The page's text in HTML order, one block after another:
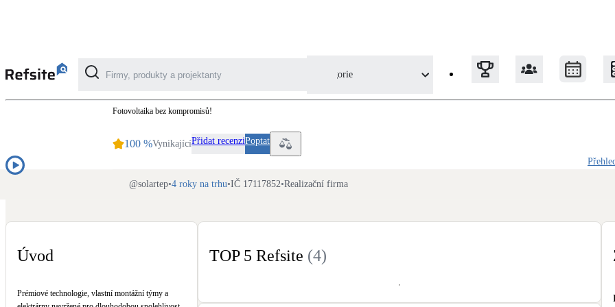
Kategorie
Na přípravu teplé vody i přitápění
Solartep
Fotovoltaika bez kompromisů!
100 %VynikajícíPřidat recenziPoptat
@solartep•4 roky na trhu•IČ 17117852•Realizační firma
Úvod
Prémiové technologie, vlastní montážní týmy a
TOP 5 Refsite (4)